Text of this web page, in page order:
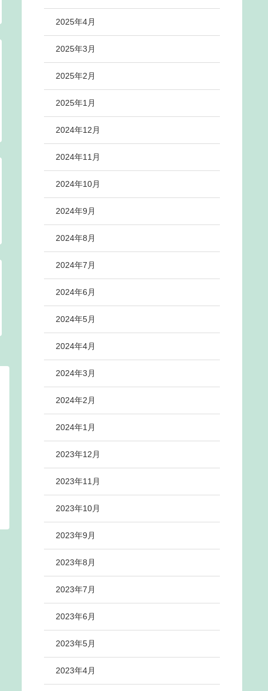
2025年4月
2025年3月
2025年2月
2025年1月
2024年12月
2024年11月
2024年10月
2024年9月
2024年8月
2024年7月
2024年6月
2024年5月
2024年4月
2024年3月
2024年2月
2024年1月
2023年12月
2023年11月
2023年10月
2023年9月
2023年8月
2023年7月
2023年6月
2023年5月
2023年4月